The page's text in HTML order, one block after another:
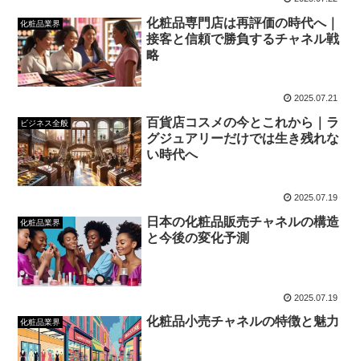
化粧品業界
化粧品専門店は再評価の時代へ｜
接客と信頼で勝負するチャネル戦
略
2025.07.21
ビジネス全般
百貨店コスメの今とこれから｜ラ
グジュアリーだけでは生き残れな
い時代へ
2025.07.19
化粧品業界
日本の化粧品販売チャネルの構造
と今後の変化予測
2025.07.19
化粧品業界 化粧品小売チャネルの特徴と魅力